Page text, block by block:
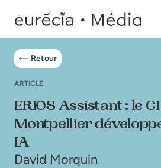
Retour
ARTICLE
ERIOS Assistant : le
Montpellier
IA
David Morquin